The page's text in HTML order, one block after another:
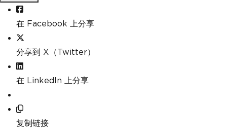
在 Facebook 上分享
分享到 X（Twitter）
在 LinkedIn 上分享
复制链接